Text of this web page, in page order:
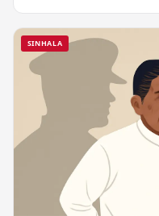
SINHALA